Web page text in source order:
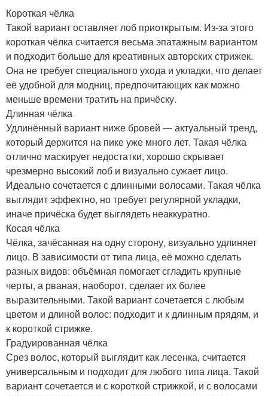
Короткая чёлка
Такой вариант оставляет лоб приоткрытым. Из-за этого
короткая чёлка считается весьма эпатажным вариантом
и подходит больше для креативных авторских стрижек.
Она не требует специального ухода и укладки, что делает
её удобной для модниц, предпочитающих как можно
меньше времени тратить на причёску.
Длинная чёлка
Удлинённый вариант ниже бровей — актуальный тренд,
который держится на пике уже много лет. Такая чёлка
отлично маскирует недостатки, хорошо скрывает
чрезмерно высокий лоб и визуально сужает лицо.
Идеально сочетается с длинными волосами. Такая чёлка
выглядит эффектно, но требует регулярной укладки,
иначе причёска будет выглядеть неаккуратно.
Косая чёлка
Чёлка, зачёсанная на одну сторону, визуально удлиняет
лицо. В зависимости от типа лица, её можно сделать
разных видов: объёмная помогает сгладить крупные
черты, а рваная, наоборот, сделает их более
выразительными. Такой вариант сочетается с любым
цветом и длиной волос: подходит и к длинным прядям, и
к короткой стрижке.
Градуированная чёлка
Срез волос, который выглядит как лесенка, считается
универсальным и подходит для любого типа лица. Такой
вариант сочетается и с короткой стрижкой, и с волосами